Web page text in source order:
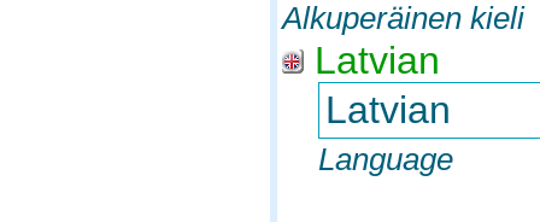
Alkuperäinen kieli
Latvian
Latvian
Language